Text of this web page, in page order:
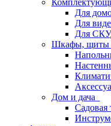
Для
Для
Для
Шкафы, щиты
Дом и дача
Садовая